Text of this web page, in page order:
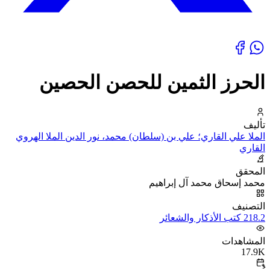
الحرز الثمين للحصن الحصين
تأليف
الملا علي القاري؛ علي بن (سلطان) محمد، نور الدين الملا الهروي
القاري
المحقق
محمد إسحاق محمد آل إبراهيم
التصنيف
218.2 كتب الأذكار والشعائر
المشاهدات
17.9K